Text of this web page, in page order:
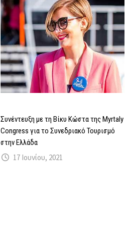
Συνέντευξη με τη Βίκυ Κώστα της Myrtaly
Congress για το Συνεδριακό Τουρισμό
στην Ελλάδα
17 Ιουνίου, 2021